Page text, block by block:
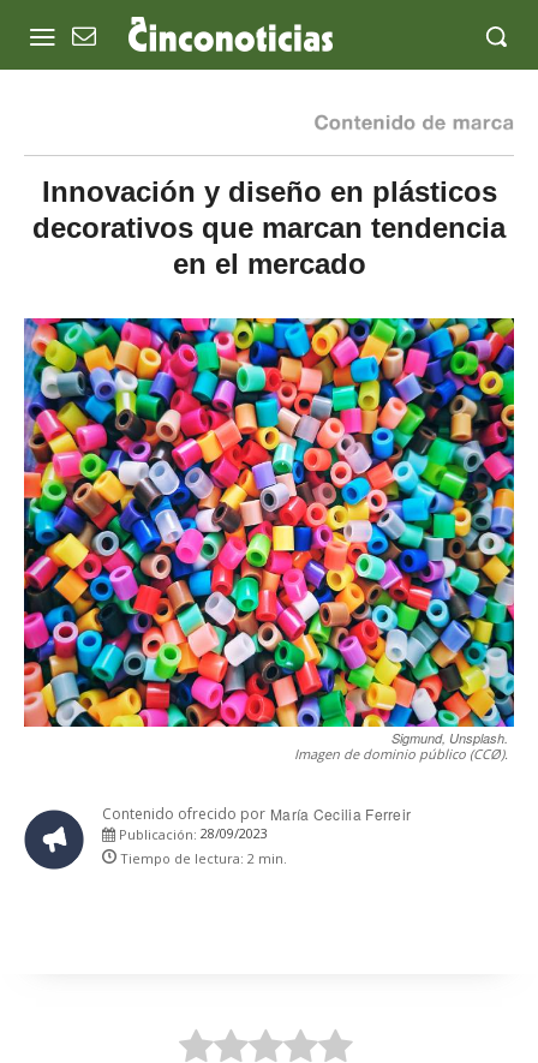
Innovación y diseño en plásticos
decorativos que marcan tendencia
en el mercado
Sigmund, Unsplash.
Imagen de dominio público (CCØ).
Contenido ofrecido por María Cecilia Ferreir
Publicación: 28/09/2023
Tiempo de lectura: 2 min.